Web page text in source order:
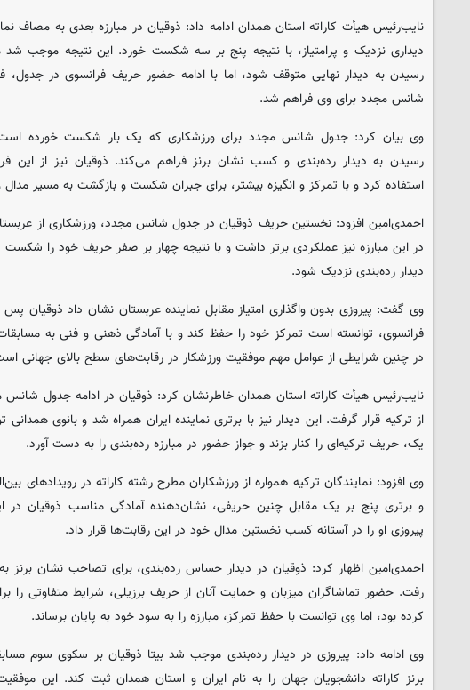
نایب‌رئیس هیأت کاراته استان همدان ادامه داد: ذوقیان در مبارزه بعدی به مصاف
دیداری نزدیک و پرامتیاز، با نتیجه پنج بر سه شکست خورد. این نتیجه موجب شد
رسیدن به دیدار نهایی متوقف شود، اما با ادامه حضور حریف فرانسوی در
شانس مجدد برای وی فراهم شد.
وی بیان کرد: جدول شانس مجدد برای ورزشکاری که یک بار شکست خورده
رسیدن به دیدار رده‌بندی و کسب نشان برنز فراهم می‌کند. ذوقیان نیز از
استفاده کرد و با تمرکز و انگیزه بیشتر، برای جبران شکست و بازگشت به مسیر مدال
احمدی‌امین افزود: نخستین حریف ذوقیان در جدول شانس مجدد، ورزشکاری از
در این مبارزه نیز عملکردی برتر داشت و با نتیجه چهار بر صفر حریف خود را شکست
دیدار رده‌بندی نزدیک شود.
وی گفت: پیروزی بدون واگذاری امتیاز مقابل نماینده عربستان نشان داد ذوقیان
فرانسوی، توانسته است تمرکز خود را حفظ کند و با آمادگی ذهنی و فنی به
در چنین شرایطی از عوامل مهم موفقیت ورزشکار در رقابت‌های سطح بالای جهانی
نایب‌رئیس هیأت کاراته استان همدان خاطرنشان کرد: ذوقیان در ادامه جدول شانس
از ترکیه قرار گرفت. این دیدار نیز با برتری نماینده ایران همراه شد و بانوی همدانی
یک، حریف ترکیه‌ای را کنار بزند و جواز حضور در مبارزه رده‌بندی را به دست آورد.
وی افزود: نمایندگان ترکیه همواره از ورزشکاران مطرح رشته کاراته در رویدادهای
و برتری پنج بر یک مقابل چنین حریفی، نشان‌دهنده آمادگی مناسب ذوقیان در
پیروزی او را در آستانه کسب نخستین مدال خود در این رقابت‌ها قرار داد.
احمدی‌امین اظهار کرد: ذوقیان در دیدار حساس رده‌بندی، برای تصاحب نشان برنز
رفت. حضور تماشاگران میزبان و حمایت آنان از حریف برزیلی، شرایط متفاوتی را
کرده بود، اما وی توانست با حفظ تمرکز، مبارزه را به سود خود به پایان برساند.
وی ادامه داد: پیروزی در دیدار رده‌بندی موجب شد بیتا ذوقیان بر سکوی سوم
برنز کاراته دانشجویان جهان را به نام ایران و استان همدان ثبت کند. این